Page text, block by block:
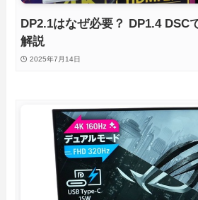
DP2.1はなぜ必要？ DP1.4 DSC
解説
2025年7月14日